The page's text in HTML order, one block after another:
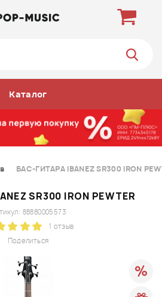
Каталог
БАС-ГИТАРА IBANEZ SR300 IRON
SR300 IRON PEWTER
Поделиться
88880005573
1 отзыв